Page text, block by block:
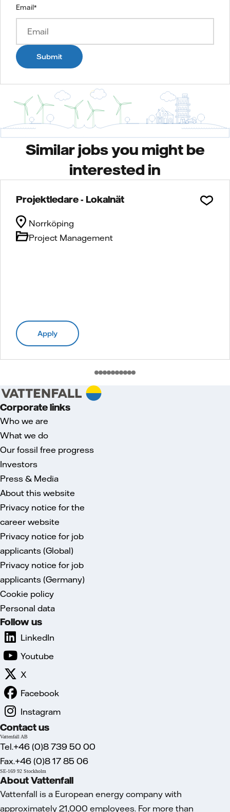
Email*
Submit
Similar jobs you might be
interested in
Projektledare - Lokalnät
Project Management
Norrköping
Apply
Corporate links
Who we are
What we do
Our fossil free progress
Investors
Press & Media
About this website
Privacy notice for the
career website
Privacy notice for job
applicants (Global)
Privacy notice for job
applicants (Germany)
Cookie policy
Personal data
Follow us
LinkedIn
Youtube
X
Facebook
Instagram
Contact us
Vattenfall AB
Tel.+46 (0)8 739 50 00
Fax.+46 (0)8 17 85 06
SE-169 92 Stockholm
About Vattenfall
Vattenfall is a European energy company with
approximately 21,000 employees. For more than